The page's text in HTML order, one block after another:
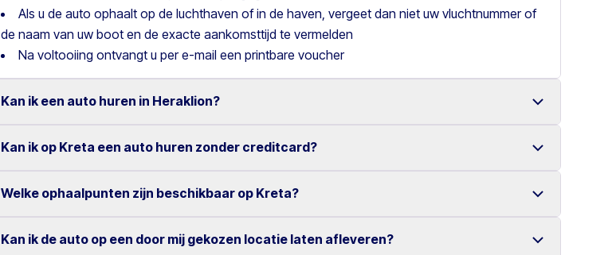
Als u de auto ophaalt op de luchthaven of in de haven, vergeet dan niet uw vluchtnummer of
de naam van uw boot en de exacte aankomsttijd te vermelden
Na voltooiing ontvangt u per e-mail een printbare voucher
Kan ik een auto huren in Heraklion?
Ja, wij bieden autoverhuur in Heraklion met een ruime keuze aan betrouwbare voertuigen.
Onze concurrerende tarieven en eenvoudige online reservering maken het huren van een auto
Kan ik op Kreta een auto huren zonder creditcard?
Ja, bij Motor Plan kunt u een auto huren zonder creditcard.
Dankzij onze flexibele betaalmogelijkheden geniet u van een zorgeloze huurervaring.
Welke ophaalpunten zijn beschikbaar op Kreta?
U kunt uw huurauto ophalen en inleveren op verschillende locaties verspreid over Kreta.
Kan ik de auto op een door mij gekozen locatie laten afleveren?